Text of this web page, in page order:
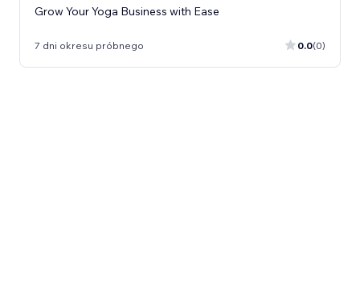
Grow Your Yoga Business with Ease
7 dni okresu próbnego 0.0(0)